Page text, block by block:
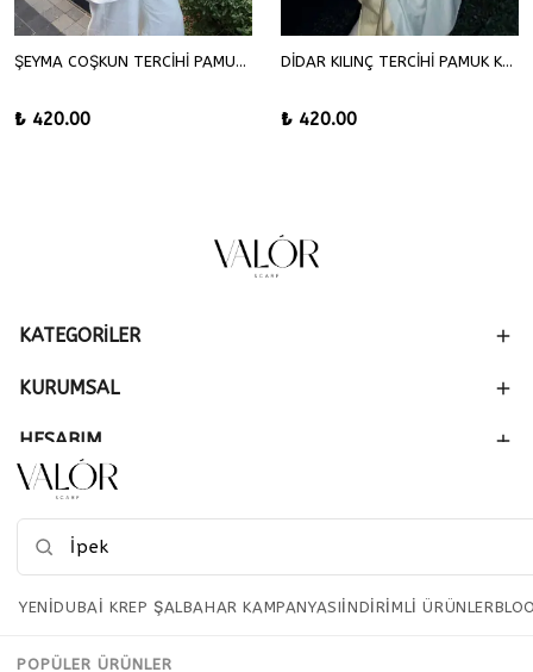
ŞEYMA COŞKUN TERCİHİ PAMUK KRAŞ ŞAL
₺ 420.00
DİDAR KILINÇ TERCİHİ PAMUK KRAŞ ŞAL
₺ 420.00
KATEGORİLER
KURUMSAL
HESABIM
SİPARİŞ
YENİDUBAİ KREP ŞALBAHAR KAMPANYASIİNDIRIMLI ÜRÜNLER
POPÜLER ÜRÜNLER